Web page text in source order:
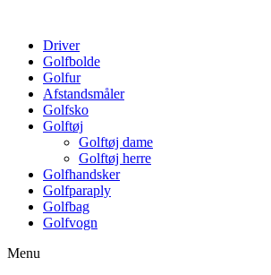
Driver
Golfbolde
Golfur
Afstandsmåler
Golfsko
Golftøj
Golftøj dame
Golftøj herre
Golfhandsker
Golfparaply
Golfbag
Golfvogn
Menu